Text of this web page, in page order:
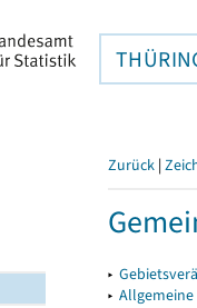
Zurück |
▸
▸